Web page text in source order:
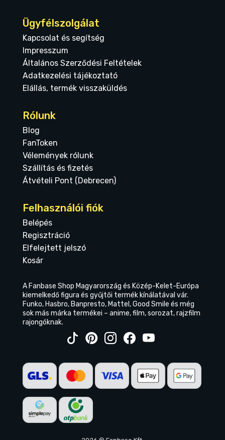
Ügyfélszolgálat
Kapcsolat és segítség
Impresszum
Általános Szerződési Feltételek
Adatkezelési tájékoztató
Elállás, termék visszaküldés
Rólunk
Blog
FanToken
Vélemények rólunk
Szállítás és fizetés
Átvételi Pont (Debrecen)
Felhasználói fiók
Belépés
Regisztráció
Elfelejtett jelszó
Kosár
A Fanbase Shop Magyarország és Közép-Kelet-Európa
kiemelkedő figura és gyűjtői termék kínálatával vár.
Funko, Hasbro, Banpresto, Mattel, Good Smile és még
sok más márka termékei – anime, film, sorozat, rajzfilm
rajongóknak.